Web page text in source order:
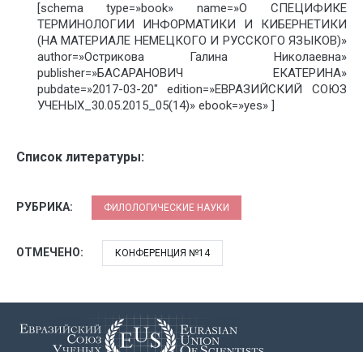
[schema type=»book» name=»О СПЕЦИФИКЕ
ТЕРМИНОЛОГИИ ИНФОРМАТИКИ И КИБЕРНЕТИКИ
(НА МАТЕРИАЛЕ НЕМЕЦКОГО И РУССКОГО ЯЗЫКОВ)»
author=»Острикова Галина Николаевна»
publisher=»БАСАРАНОВИЧ ЕКАТЕРИНА»
pubdate=»2017-03-20″ edition=»ЕВРАЗИЙСКИЙ СОЮЗ
УЧЕНЫХ_30.05.2015_05(14)» ebook=»yes» ]
Список литературы:
РУБРИКА: ФИЛОЛОГИЧЕСКИЕ НАУКИ
ОТМЕЧЕНО: КОНФЕРЕНЦИЯ №14